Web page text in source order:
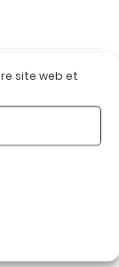
site web et